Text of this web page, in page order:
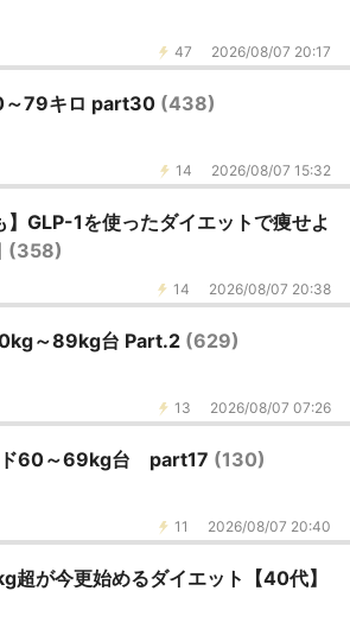
47 2026/08/07 20:17
～79キロ part30 (438)
14 2026/08/07 15:32
】GLP-1を使ったダイエットで痩せよ
(358)
14 2026/08/07 20:38
～89kg台 Part.2 (629)
13 2026/08/07 07:26
ド60～69kg台 part17 (130)
11 2026/08/07 20:40
超が今更始めるダイエット【40代】